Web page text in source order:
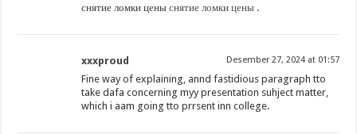
снятие ломки ценыснятие ломки цены .
xxxproud Desember 27, 2024 at 01:57
Fine way of explaining, annd fastidious paragraph tto
take dafa concerning myy presentation suhject matter,
which i aam going tto prrsent inn college.